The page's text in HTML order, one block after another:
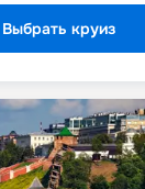
Выбрать круиз